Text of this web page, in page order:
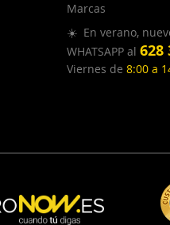
Marcas
☀️ En verano,
WHATSAPP al 628
Viernes de 8:00 a